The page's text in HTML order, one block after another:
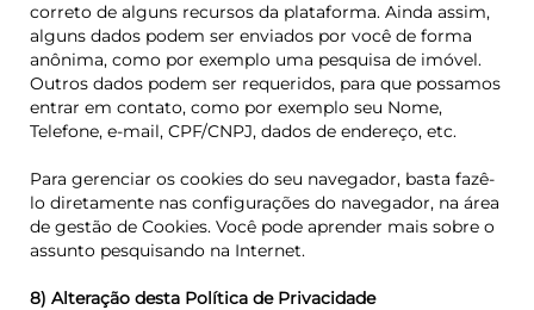
correto de alguns recursos da plataforma. Ainda assim,
alguns dados podem ser enviados por você de forma
anônima, como por exemplo uma pesquisa de imóvel.
Outros dados podem ser requeridos, para que possamos
entrar em contato, como por exemplo seu Nome,
Telefone, e-mail, CPF/CNPJ, dados de endereço, etc.
Para gerenciar os cookies do seu navegador, basta fazê-
lo diretamente nas configurações do navegador, na área
de gestão de Cookies. Você pode aprender mais sobre o
assunto pesquisando na Internet.
8) Alteração desta Política de Privacidade